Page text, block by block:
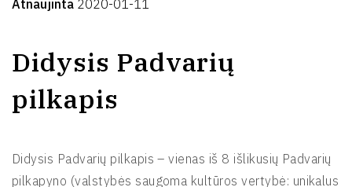
Atnaujinta 2020-01-11
Didysis Padvarių
pilkapis
Didysis Padvarių pilkapis – vienas iš 8 išlikusių Padvarių
pilkapyno (valstybės saugoma kultūros vertybė: unikalus